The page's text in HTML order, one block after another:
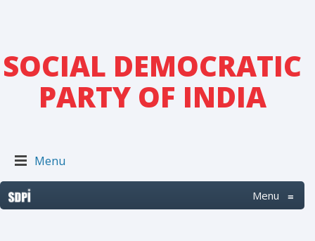
SOCIAL DEMOCRATIC
PARTY OF INDIA
Menu
Menu ≡